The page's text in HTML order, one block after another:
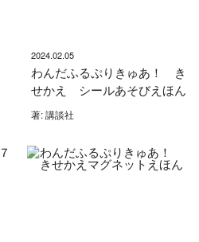
2024.02.05
わんだふるぷりきゅあ！ き
せかえ シールあそびえほん
著: 講談社